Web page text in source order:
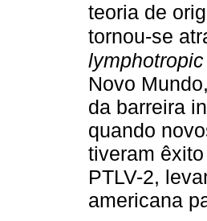
teoria de
tornou-se
Novo
da barreira
quando
tiveram
PTLV-2,
americana